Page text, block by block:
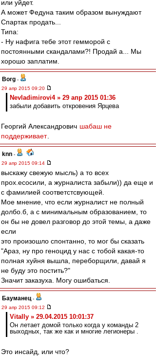
или уйдет.
А может Федуна таким образом вынуждают
Спартак продать...
Типа:
- Ну нафига тебе этот гемморой с
постоянными скандалами?! Продай а... Мы
хорошо заплатим.
Borg -
29 апр 2015 09:20
Nevladimirovi4 » 29 апр 2015 01:36
забыли добавить откровения Ярцева
Георгий Александрович шабаш не
поддерживает
knn -
29 апр 2015 09:14
выскажу свежую мысль) а то всех
прох.есосили, а журналиста забыли)) да еще и
с фамилией соответстсвующей.
Мое мнение, что если журналист не полный
долбо.б, а с минимальным образованием, то
он бы не довел разговор до этой темы, а даже
если
это произошло спонтанно, то мог бы сказать
"Араз, ну про геноцид у нас с тобой какая-то
полная хуйня вышла, переборщили, давай я
не буду это постить?"
Значит заказуха. Могу ошибаться.
Бауманец -
29 апр 2015 09:12
Vitally » 29.04.2015 10:01:37
Он летает домой только когда у команды 2
выходных, так же как и многие легионеры .
Это инсайд, или что?